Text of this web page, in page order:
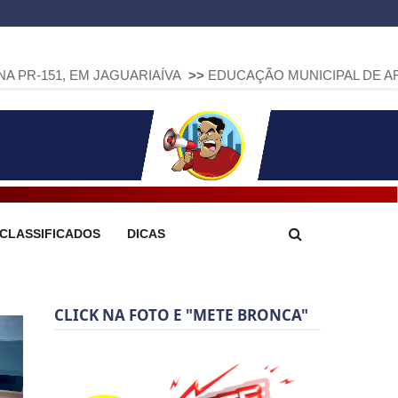
>> EDUCAÇÃO MUNICIPAL DE ARAPOTI
CLASSIFICADOS DICAS
CLICK NA FOTO E "METE BRONCA"